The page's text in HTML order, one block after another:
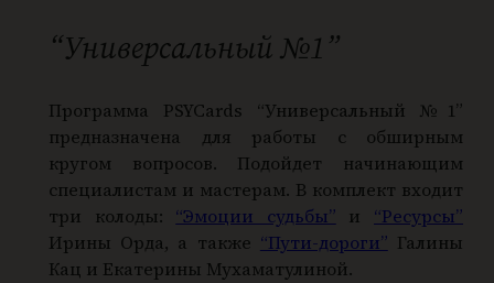
“Универсальный №1”
Программа PSYCards “Универсальный №1”
предназначена для работы с обширным
кругом вопросов. Подойдет начинающим
специалистам и мастерам. В комплект входит
три колоды: “Эмоции судьбы” и “Ресурсы”
Ирины Орда, а также “Пути-дороги” Галины
Кац и Екатерины Мухаматулиной.